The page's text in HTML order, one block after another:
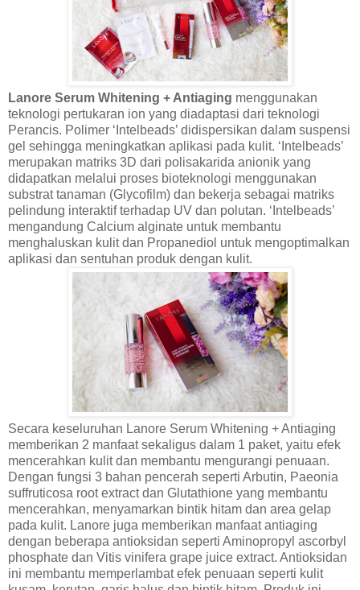
Lanore Serum Whitening + Antiaging menggunakan
teknologi pertukaran ion yang diadaptasi dari teknologi
Perancis. Polimer ‘Intelbeads’ didispersikan dalam suspensi
gel sehingga meningkatkan aplikasi pada kulit. ‘Intelbeads’
merupakan matriks 3D dari polisakarida anionik yang
didapatkan melalui proses bioteknologi menggunakan
substrat tanaman (Glycofilm) dan bekerja sebagai matriks
pelindung interaktif terhadap UV dan polutan. ‘Intelbeads’
mengandung Calcium alginate untuk membantu
menghaluskan kulit dan Propanediol untuk mengoptimalkan
aplikasi dan sentuhan produk dengan kulit.
Secara keseluruhan Lanore Serum Whitening + Antiaging
memberikan 2 manfaat sekaligus dalam 1 paket, yaitu efek
mencerahkan kulit dan membantu mengurangi penuaan.
Dengan fungsi 3 bahan pencerah seperti Arbutin, Paeonia
suffruticosa root extract dan Glutathione yang membantu
mencerahkan, menyamarkan bintik hitam dan area gelap
pada kulit. Lanore juga memberikan manfaat antiaging
dengan beberapa antioksidan seperti Aminopropyl ascorbyl
phosphate dan Vitis vinifera grape juice extract. Antioksidan
ini membantu memperlambat efek penuaan seperti kulit